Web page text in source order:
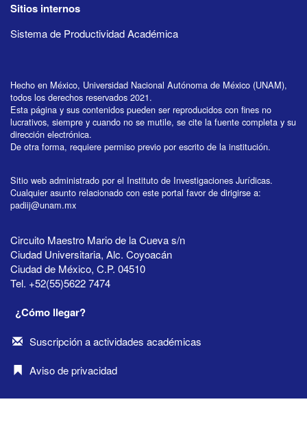
Sitios internos
Sistema de Productividad Académica
Hecho en México, Universidad Nacional Autónoma de México (UNAM),
todos los derechos reservados 2021.
Esta página y sus contenidos pueden ser reproducidos con fines no
lucrativos, siempre y cuando no se mutile, se cite la fuente completa y su
dirección electrónica.
De otra forma, requiere permiso previo por escrito de la institución.
Sitio web administrado por el Instituto de Investigaciones Jurídicas.
Cualquier asunto relacionado con este portal favor de dirigirse a:
padiij@unam.mx
Circuito Maestro Mario de la Cueva s/n
Ciudad Universitaria, Alc. Coyoacán
Ciudad de México, C.P. 04510
Tel. +52(55)5622 7474
¿Cómo llegar?
Suscripción a actividades académicas
Aviso de privacidad